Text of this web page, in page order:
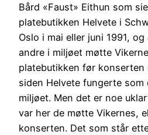
Bård «Faust» Eithun som
platebutikken Helvete i
Oslo i mai eller juni 1991,
andre i miljøet møtte
platebutikken før konserten
siden Helvete fungerte
miljøet. Men det er noe
var her de møtte Vikernes,
konserten. Det som står